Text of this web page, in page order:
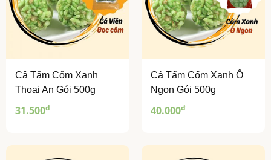
Câ Tấm Cốm Xanh
Thoại An Gói 500g
31.500đ
Cá Tẩm Cốm Xanh Ô
Ngon Gói 500g
40.000đ